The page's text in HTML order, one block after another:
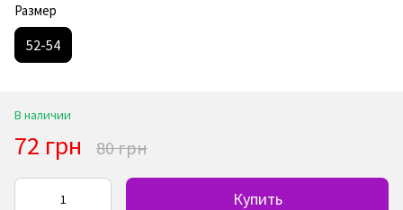
Размер
52-54
В наличии
72 грн 80 грн
Купить